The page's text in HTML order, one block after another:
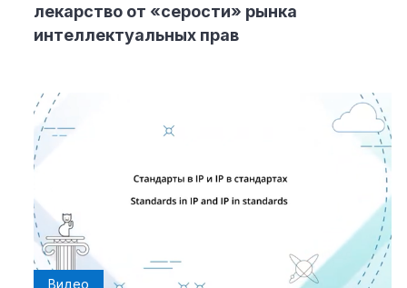
лекарство от «серости» рынка
интеллектуальных прав
Видео